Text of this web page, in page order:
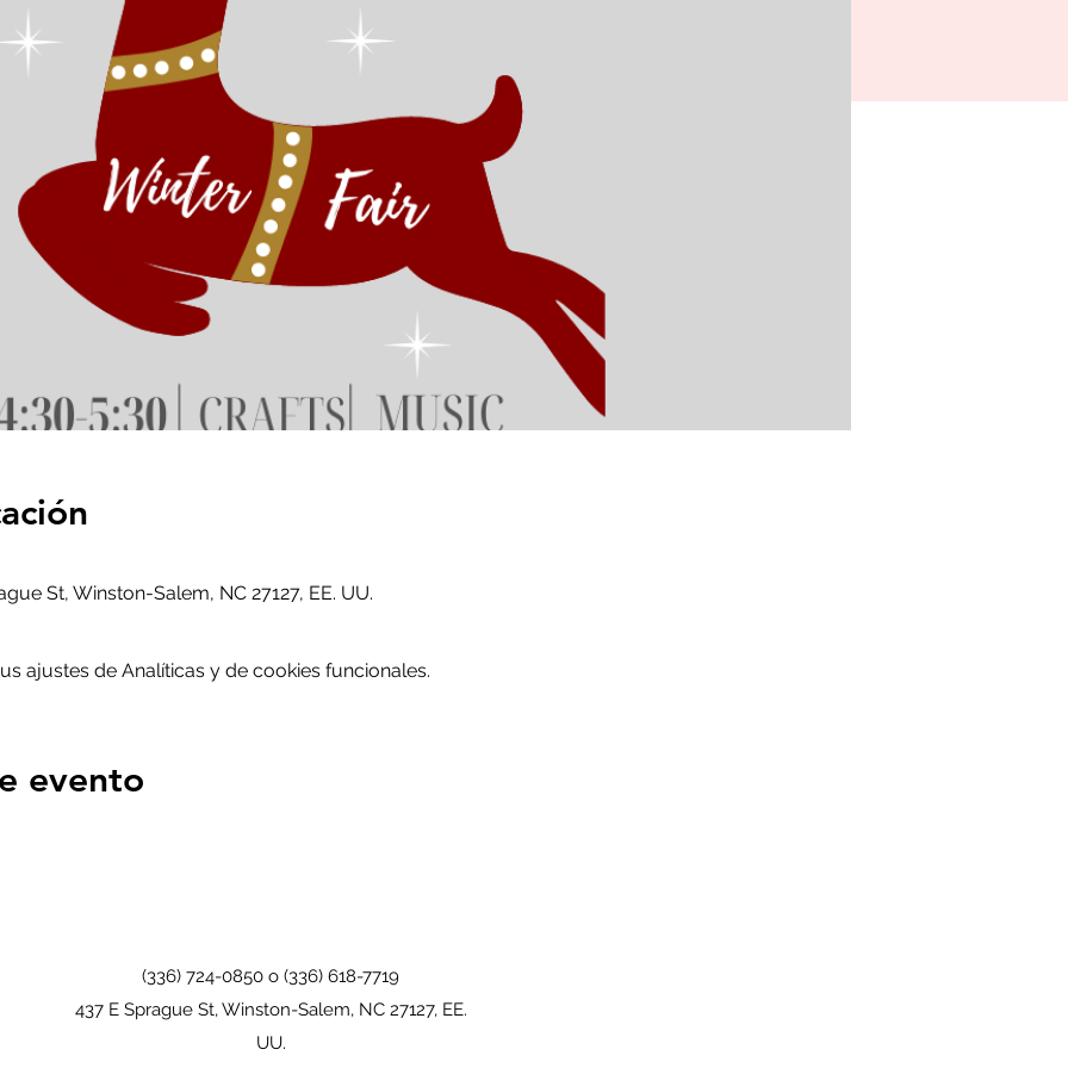
St, Winston-Salem, NC 27127, EE. UU.
ajustes de Analíticas y de cookies funcionales.
evento
(336) 724-0850 o (336) 618-7719
437 E Sprague St, Winston-Salem, NC 27127, EE.
UU.